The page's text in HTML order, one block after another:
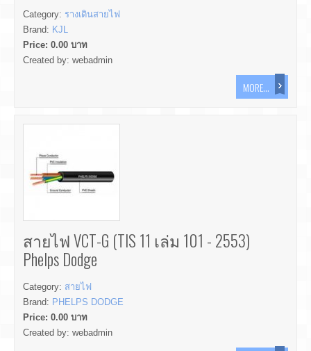
Category: รางเดินสายไฟ
Brand: KJL
Price: 0.00 บาท
Created by: webadmin
MORE...
สายไฟ VCT-G (TIS 11 เล่ม 101 - 2553)
Phelps Dodge
Category: สายไฟ
Brand: PHELPS DODGE
Price: 0.00 บาท
Created by: webadmin